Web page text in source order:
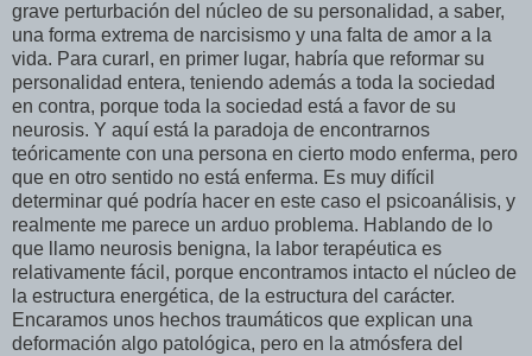
grave perturbación del núcleo de su personalidad, a saber,
una forma extrema de narcisismo y una falta de amor a la
vida. Para curarl, en primer lugar, habría que reformar su
personalidad entera, teniendo además a toda la sociedad
en contra, porque toda la sociedad está a favor de su
neurosis. Y aquí está la paradoja de encontrarnos
teóricamente con una persona en cierto modo enferma, pero
que en otro sentido no está enferma. Es muy difícil
determinar qué podría hacer en este caso el psicoanálisis, y
realmente me parece un arduo problema. Hablando de lo
que llamo neurosis benigna, la labor terapéutica es
relativamente fácil, porque encontramos intacto el núcleo de
la estructura energética, de la estructura del carácter.
Encaramos unos hechos traumáticos que explican una
deformación algo patológica, pero en la atmósfera del